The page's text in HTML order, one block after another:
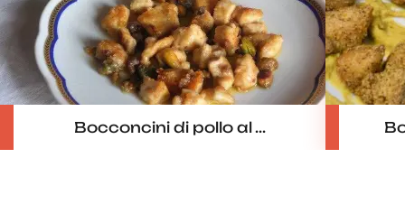
Bocconcini di pollo al ...